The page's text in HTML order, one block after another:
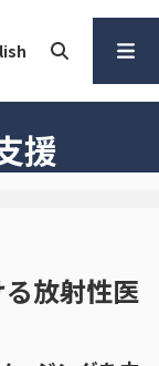
検索
メ
援
放射性医